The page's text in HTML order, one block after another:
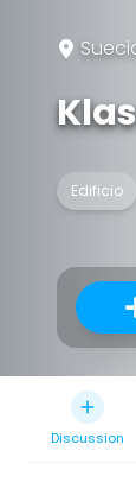
Edificio
Discussion